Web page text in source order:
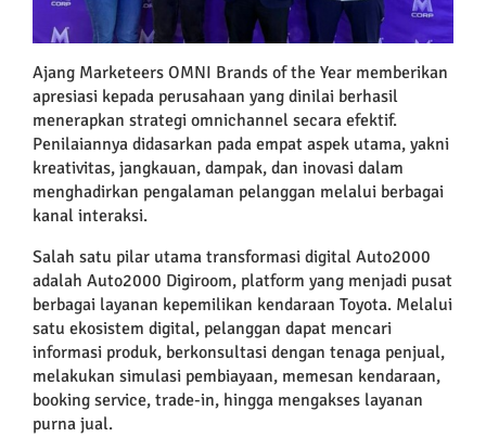
Ajang Marketeers OMNI Brands of the Year memberikan
apresiasi kepada perusahaan yang dinilai berhasil
menerapkan strategi omnichannel secara efektif.
Penilaiannya didasarkan pada empat aspek utama, yakni
kreativitas, jangkauan, dampak, dan inovasi dalam
menghadirkan pengalaman pelanggan melalui berbagai
kanal interaksi.
Salah satu pilar utama transformasi digital Auto2000
adalah Auto2000 Digiroom, platform yang menjadi pusat
berbagai layanan kepemilikan kendaraan Toyota. Melalui
satu ekosistem digital, pelanggan dapat mencari
informasi produk, berkonsultasi dengan tenaga penjual,
melakukan simulasi pembiayaan, memesan kendaraan,
booking service, trade-in, hingga mengakses layanan
purna jual.